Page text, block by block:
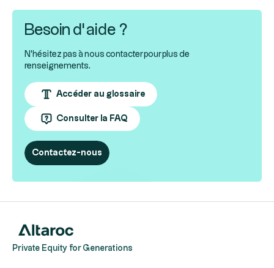
Besoin d’aide ?
N'hésitez pas à nous contacter pour plus de
renseignements.
Accéder au glossaire
Consulter la FAQ
Contactez-nous
Private Equity for Generations